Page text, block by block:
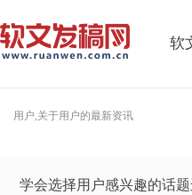
软
用户,关于用户的最新资讯
学会选择用户感兴趣的话